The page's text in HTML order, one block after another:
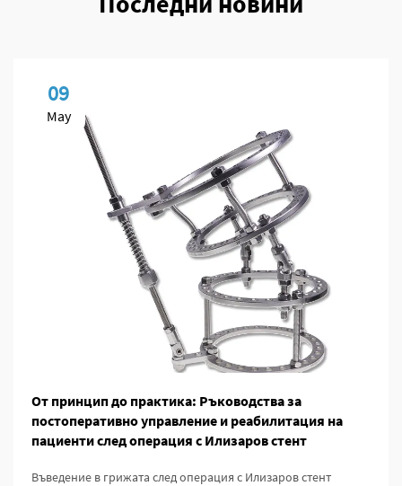
09
May
От принцип до практика: Ръководства за
постоперативно управление и реабилитация на
пациенти след операция с Илизаров стент
Въведение в грижата след операция с Илизаров стент